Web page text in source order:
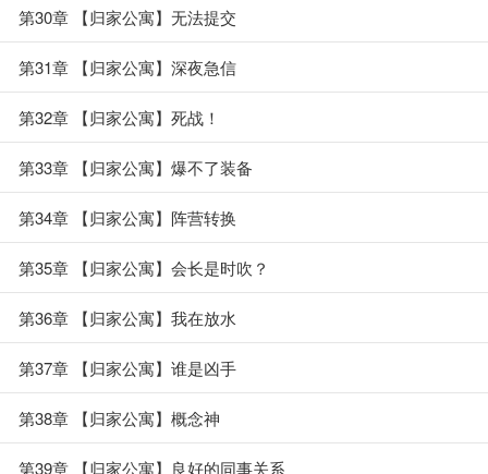
第30章 【归家公寓】无法提交
第31章 【归家公寓】深夜急信
第32章 【归家公寓】死战！
第33章 【归家公寓】爆不了装备
第34章 【归家公寓】阵营转换
第35章 【归家公寓】会长是时吹？
第36章 【归家公寓】我在放水
第37章 【归家公寓】谁是凶手
第38章 【归家公寓】概念神
第39章 【归家公寓】良好的同事关系